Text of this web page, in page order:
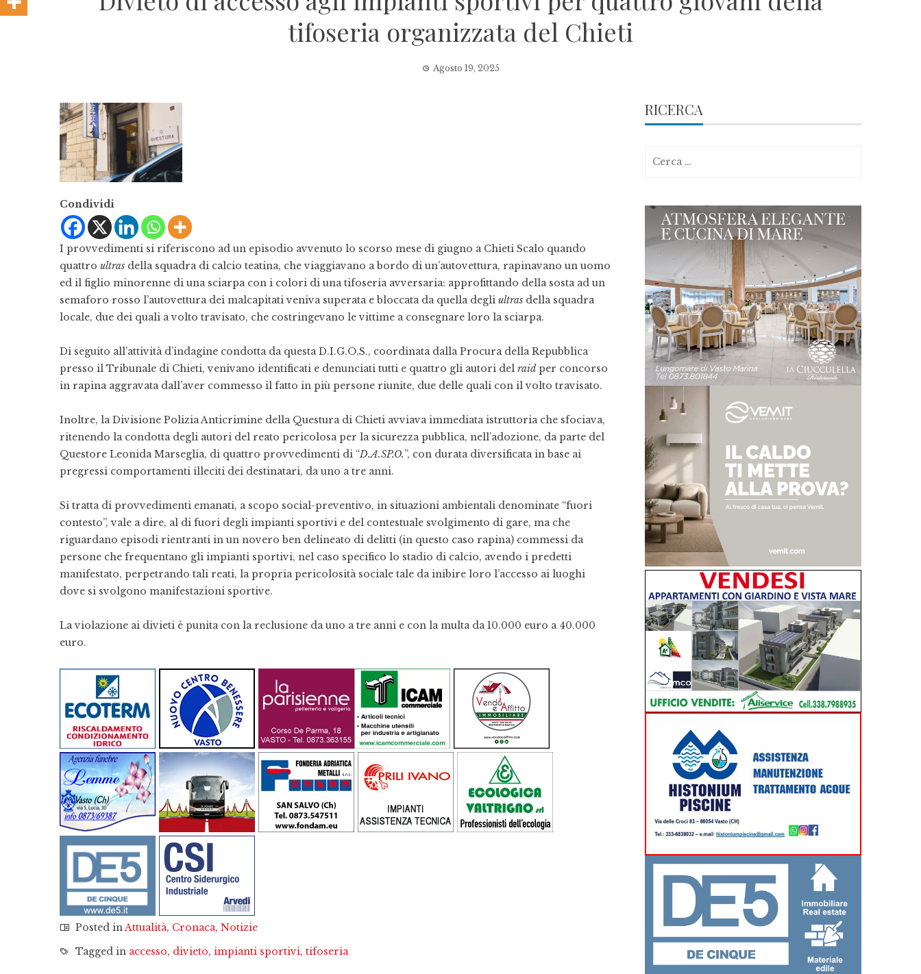
tifoseria organizzata del Chieti
Agosto 19, 2025
Condividi
I provvedimenti si riferiscono ad un episodio avvenuto lo scorso mese di giugno a Chieti Scalo quando
quattro ultras della squadra di calcio teatina, che viaggiavano a bordo di un’autovettura, rapinavano un uomo
ed il figlio minorenne di una sciarpa con i colori di una tifoseria avversaria: approfittando della sosta ad un
semaforo rosso l’autovettura dei malcapitati veniva superata e bloccata da quella degli ultras della squadra
locale, due dei quali a volto travisato, che costringevano le vittime a consegnare loro la sciarpa.
Di seguito all’attività d’indagine condotta da questa D.I.G.O.S., coordinata dalla Procura della Repubblica
presso il Tribunale di Chieti, venivano identificati e denunciati tutti e quattro gli autori del raidper concorso
in rapina aggravata dall’aver commesso il fatto in più persone riunite, due delle quali con il volto travisato.
Inoltre, la Divisione Polizia Anticrimine della Questura di Chieti avviava immediata istruttoria che sfociava,
ritenendo la condotta degli autori del reato pericolosa per la sicurezza pubblica, nell’adozione, da parte del
Questore Leonida Marseglia, di quattro provvedimenti di “D.A.SP.O.”, con durata diversificata in base ai
pregressi comportamenti illeciti dei destinatari, da uno a tre anni.
Si tratta di provvedimenti emanati, a scopo social-preventivo, in situazioni ambientali denominate “fuori
contesto”, vale a dire, al di fuori degli impianti sportivi e del contestuale svolgimento di gare, ma che
riguardano episodi rientranti in un novero ben delineato di delitti (in questo caso rapina) commessi da
persone che frequentano gli impianti sportivi, nel caso specifico lo stadio di calcio, avendo i predetti
manifestato, perpetrando tali reati, la propria pericolosità sociale tale da inibire loro l’accesso ai luoghi
dove si svolgono manifestazioni sportive.
La violazione ai divieti è punita con la reclusione da uno a tre anni e con la multa da 10.000 euro a 40.000
euro.
Posted inAttualità, Cronaca, Notizie
Tagged in accesso, divieto, impianti sportivi, tifoseria
RICERCA